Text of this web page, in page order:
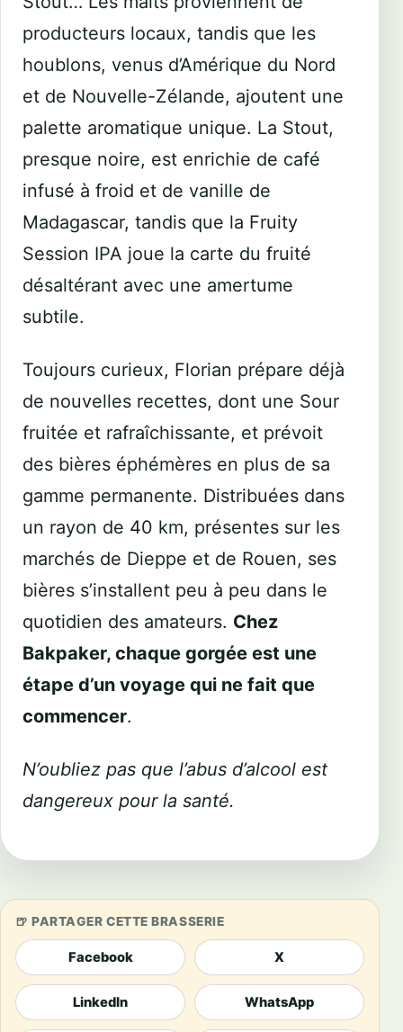
producteurs locaux, tandis que les
houblons, venus d’Amérique du Nord
et de Nouvelle-Zélande, ajoutent une
palette aromatique unique. La Stout,
presque noire, est enrichie de café
infusé à froid et de vanille de
Madagascar, tandis que la Fruity
Session IPA joue la carte du fruité
désaltérant avec une amertume
subtile.
Toujours curieux, Florian prépare déjà
de nouvelles recettes, dont une Sour
fruitée et rafraîchissante, et prévoit
des bières éphémères en plus de sa
gamme permanente. Distribuées dans
un rayon de 40 km, présentes sur les
marchés de Dieppe et de Rouen, ses
bières s’installent peu à peu dans le
quotidien des amateurs. Chez
Bakpaker, chaque gorgée est une
étape d’un voyage qui ne fait que
commencer.
N’oubliez pas que l’abus d’alcool est
dangereux pour la santé.
PARTAGER CETTE BRASSERIE
Facebook X
LinkedIn WhatsApp